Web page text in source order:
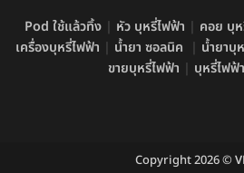
Pod ใช้แล้วทิ้ง | หัว บุหรี่ไฟฟ้า | คอย บุ
เครื่องบุหรี่ไฟฟ้า | น้ำยา ซอลนิค | น้ำยาบุ
ขายบุหรี่ไฟฟ้า | บุหรี่ไฟฟ้
Copyright 2026 ©